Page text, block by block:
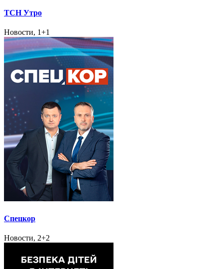
ТСН Утро
Новости, 1+1
Спецкор
Новости, 2+2